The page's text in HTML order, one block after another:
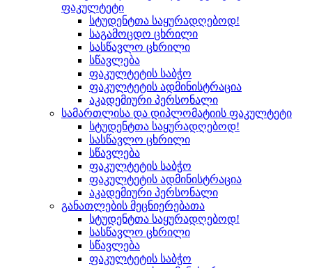
ფაკულტეტი
სტუდენტთა საყურადღებოდ!
საგამოცდო ცხრილი
სასწავლო ცხრილი
სწავლება
ფაკულტეტის საბჭო
ფაკულტეტის ადმინისტრაცია
აკადემიური პერსონალი
სამართლისა და დიპლომატიის ფაკულტეტი
სტუდენტთა საყურადღებოდ!
სასწავლო ცხრილი
სწავლება
ფაკულტეტის საბჭო
ფაკულტეტის ადმინისტრაცია
აკადემიური პერსონალი
განათლების მეცნიერებათა
სტუდენტთა საყურადღებოდ!
სასწავლო ცხრილი
სწავლება
ფაკულტეტის საბჭო